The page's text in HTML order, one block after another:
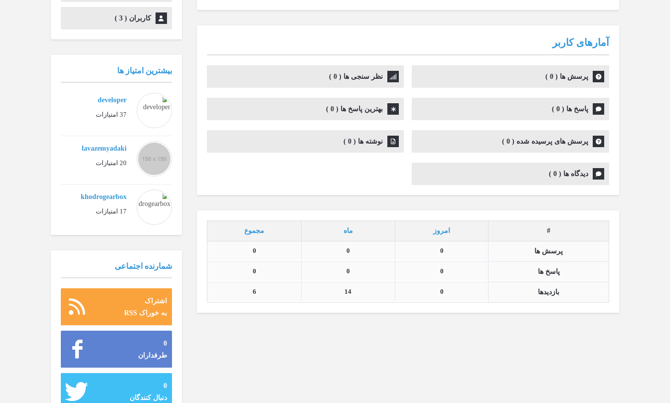
آمارهای کاربر
پرسش ها (
0
) نظر سنجی ها (
0
)
پاسخ ها (
0
) بهترین پاسخ ها (
0
)
پرسش های پرسیده شده (
0
) نوشته ها (
0
)
دیدگاه ها (
0
)
# امروز ماه مجموع
پرسش ها 0
0
0
پاسخ ها 0
0
0
بازدیدها 0
14
6
کاربران (3
)
بیشترین امتیاز ها
developer
37 امتیازات
lavazemyadaki
20 امتیازات
khodrogearbox
17 امتیازات
شمارنده اجتماعی
اشتراک
به خوراک RSS
0
طرفداران
0
دنبال کنندگان